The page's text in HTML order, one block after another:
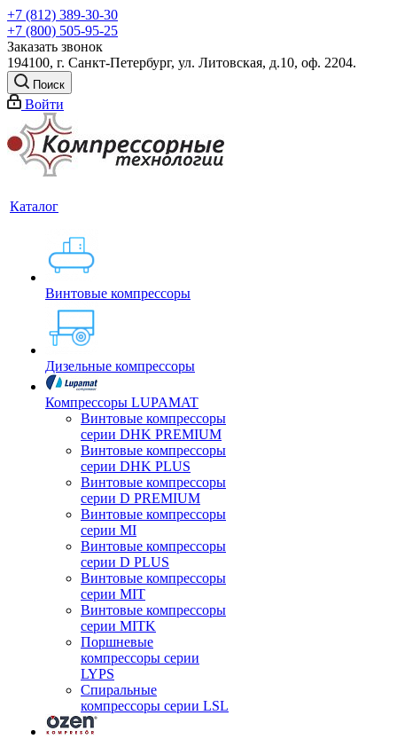
+7 (812) 389-30-30
+7 (800) 505-95-25
Заказать звонок
194100, г. Санкт-Петербург, ул. Литовская, д.10, оф. 2204.
Поиск
Войти
Каталог
Винтовые компрессоры
Дизельные компрессоры
Компрессоры LUPAMAT
Винтовые компрессоры
серии DHK PREMIUM
Винтовые компрессоры
серии DHK PLUS
Винтовые компрессоры
серии D PREMIUM
Винтовые компрессоры
серии MI
Винтовые компрессоры
серии D PLUS
Винтовые компрессоры
серии MIT
Винтовые компрессоры
серии MITK
Поршневые
компрессоры серии
LYPS
Спиральные
компрессоры серии LSL